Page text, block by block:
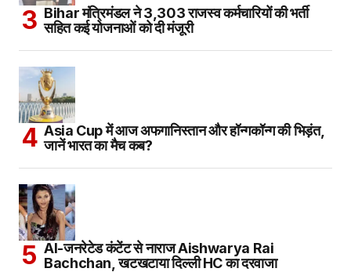
Bihar मंत्रिमंडल ने 3,303 राजस्व कर्मचारियों की भर्ती
सहित कई योजनाओं को दी मंजूरी
Asia Cup में आज अफगानिस्तान और हॉन्गकॉन्ग की भिड़ंत,
जानें भारत का मैच कब?
AI-जनरेटेड कंटेंट से नाराज Aishwarya Rai
Bachchan, खटखटाया दिल्ली HC का दरवाजा